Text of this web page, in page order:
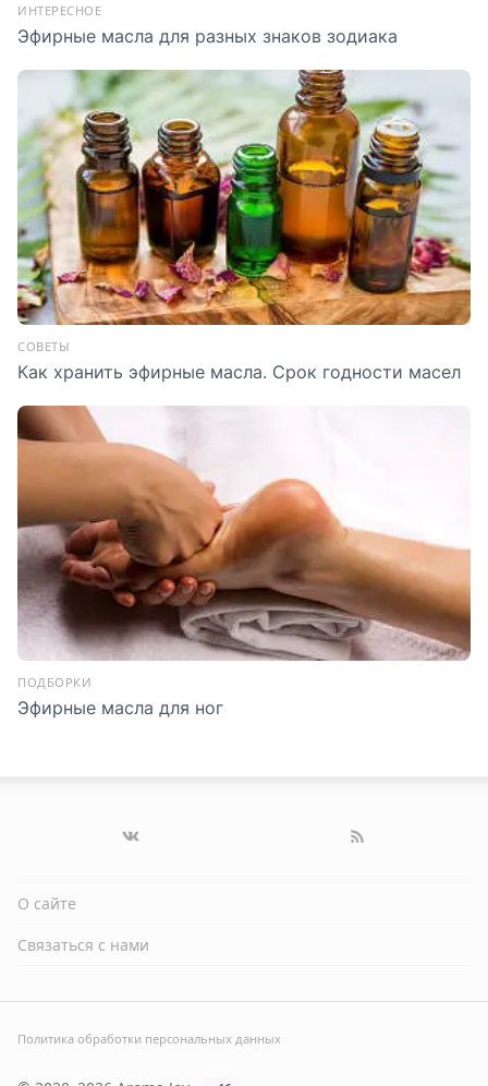
ИНТЕРЕСНОЕ
Эфирные масла для разных знаков зодиака
СОВЕТЫ
Как хранить эфирные масла. Срок годности масел
ПОДБОРКИ
Эфирные масла для ног
О сайте
Связаться с нами
Политика обработки персональных данных